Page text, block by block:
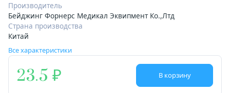
Производитель
Бейджинг Форнерс Медикал Эквипмент Ко.,Лтд
Страна производства
Китай
Все характеристики
23.5 В корзину